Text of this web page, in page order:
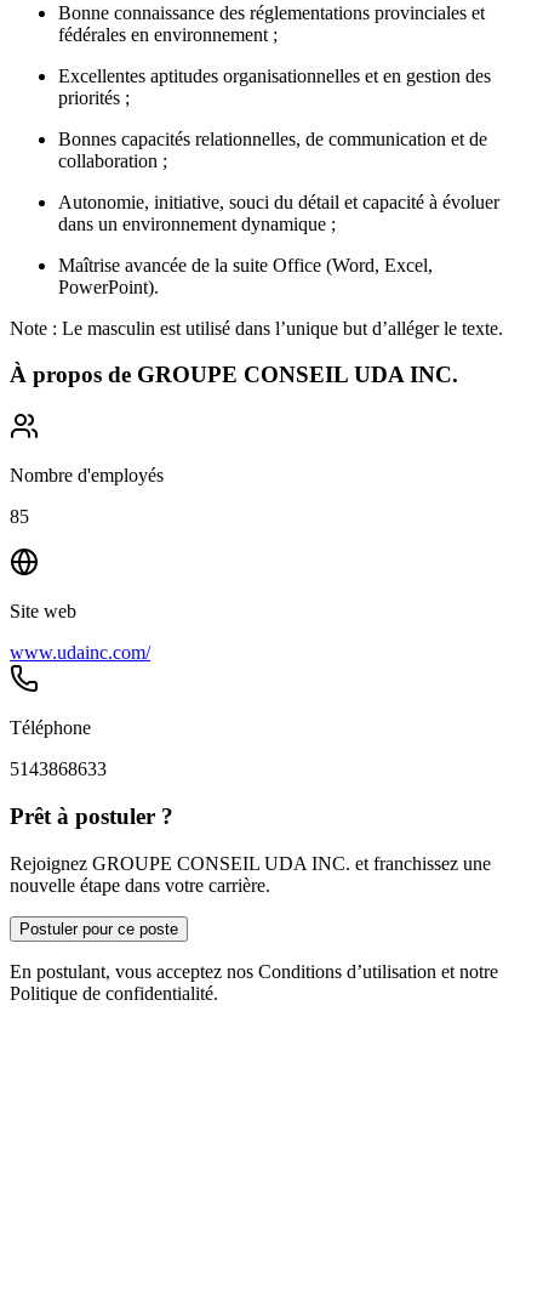
Bonne connaissance des réglementations provinciales et
fédérales en environnement ;
Excellentes aptitudes organisationnelles et en gestion des
priorités ;
Bonnes capacités relationnelles, de communication et de
collaboration ;
Autonomie, initiative, souci du détail et capacité à évoluer
dans un environnement dynamique ;
Maîtrise avancée de la suite Office (Word, Excel,
PowerPoint).
Note : Le masculin est utilisé dans l’unique but d’alléger le texte.
À propos de GROUPE CONSEIL UDA INC.
Nombre d'employés
85
Site web
www.udainc.com/
Téléphone
5143868633
Prêt à postuler ?
Rejoignez GROUPE CONSEIL UDA INC. et franchissez une
nouvelle étape dans votre carrière.
Postuler pour ce poste
En postulant, vous acceptez nos Conditions d’utilisation et notre
Politique de confidentialité.